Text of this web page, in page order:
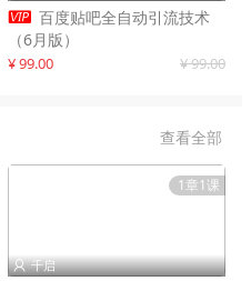
 百度贴吧全自动引流技术
（6月版）
¥ 99.00 ¥ 99.00
查看全部
1章1课
 千启